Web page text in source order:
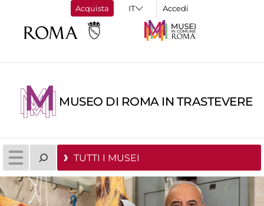
Acquista Accedi
MUSEO DI ROMA IN TRASTEVERE
TUTTI I MUSEI